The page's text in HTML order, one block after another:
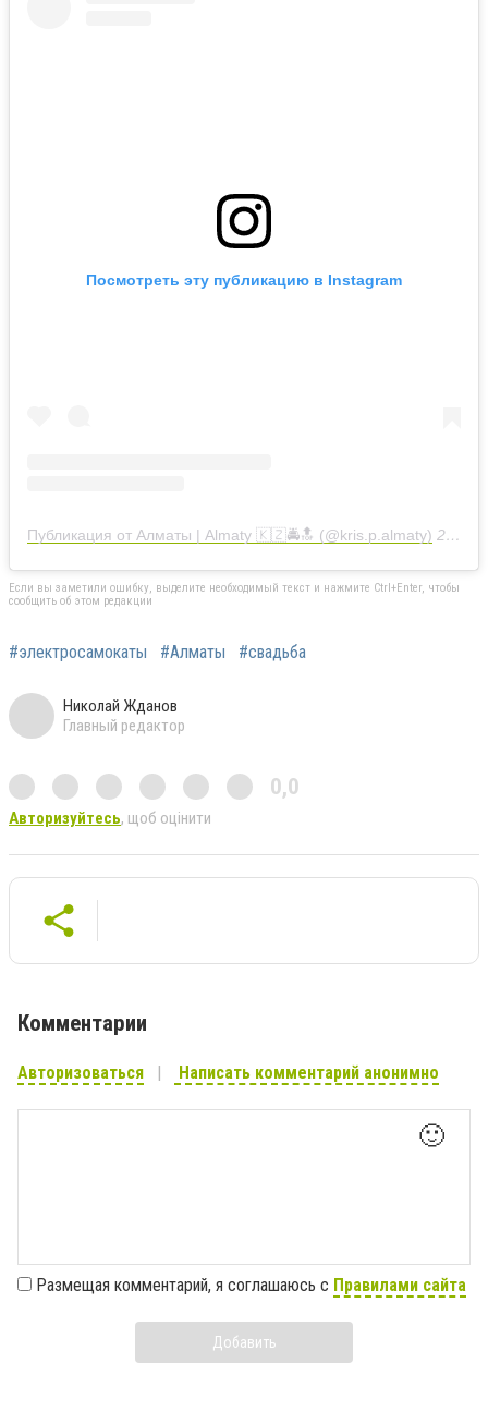
Посмотреть эту публикацию в Instagram
Публикация от Алматы | Almaty 🇰🇿🚔🔝 (@kris.p.almaty) 20 Июл 2019 в 3:51 PDT
Если вы заметили ошибку, выделите необходимый текст и нажмите Ctrl+Enter, чтобы
сообщить об этом редакции
#электросамокаты #Алматы #свадьба
Николай Жданов
Главный редактор
0,0
Авторизуйтесь, щоб оцінити
Комментарии
Авторизоваться Написать комментарий анонимно
🙂
Размещая комментарий, я соглашаюсь с Правилами сайта
Добавить